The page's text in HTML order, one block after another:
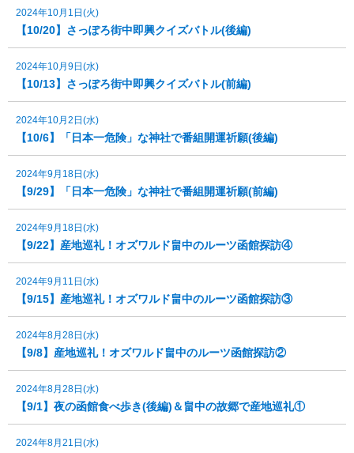
2024年10月1日(火)
【10/20】さっぽろ街中即興クイズバトル(後編)
2024年10月9日(水)
【10/13】さっぽろ街中即興クイズバトル(前編)
2024年10月2日(水)
【10/6】「日本一危険」な神社で番組開運祈願(後編)
2024年9月18日(水)
【9/29】「日本一危険」な神社で番組開運祈願(前編)
2024年9月18日(水)
【9/22】産地巡礼！オズワルド畠中のルーツ函館探訪④
2024年9月11日(水)
【9/15】産地巡礼！オズワルド畠中のルーツ函館探訪③
2024年8月28日(水)
【9/8】産地巡礼！オズワルド畠中のルーツ函館探訪②
2024年8月28日(水)
【9/1】夜の函館食べ歩き(後編)＆畠中の故郷で産地巡礼①
2024年8月21日(水)